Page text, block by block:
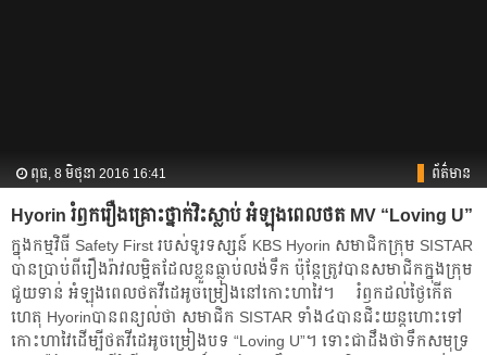
ពុធ, 8 មិថុនា 2016 16:41 ព័ត៌មាន
Hyorin រំឭក​រឿង​គ្រោះថ្នាក់​​វិះ​​​ស្លាប់​ អំឡុង​ពេល​ថត​ MV “Loving U”
ក្នុង​កម្មវិធី​ Safety First របស់​ទូរទស្សន៍​ KBS Hyorin សមាជិក​ក្រុម SISTAR
បាន​ប្រាប់​ពី​រឿងរ៉ាវ​លម្អិត​​ដែល​ខ្លួន​ធ្លាប់​លង់ទឹក​ ប៉ុន្តែ​ត្រូវ​បាន​សមាជិក​ក្នុង​ក្រុម​
ជួយ​ទាន់​ អំឡុង​ពេល​ថត​វីដេអូ​ចម្រៀង​នៅ​កោះ​ហាវៃ។ ​ រំឭក​ដល់​ថ្ងៃ​កើត
ហេតុ Hyorinបាន​ពន្យល់​ថា សមាជិក​ SISTAR ទាំង​៤​បាន​ជិះ​យន្តហោះ​ទៅ​
កោះ​ហាវៃ​ដើម្បី​ថត​វីដេអូ​ចម្រៀង​បទ “Loving U”។ ទោះ​ជា​​ដឹង​ថា​ទឹក​សមុទ្រ​